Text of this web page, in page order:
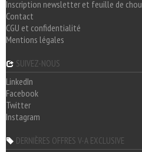
Inscription newsletter et feuille de chou
Contact
CGU et confidentialité
Mentions légales
SUIVEZ-NOUS
LinkedIn
Facebook
Twitter
Instagram
DERNIÈRES OFFRES V-A EXCLUSIVE